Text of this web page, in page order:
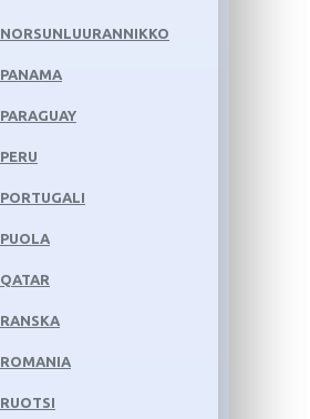
NORSUNLUURANNIKKO
PANAMA
PARAGUAY
PERU
PORTUGALI
PUOLA
QATAR
RANSKA
ROMANIA
RUOTSI